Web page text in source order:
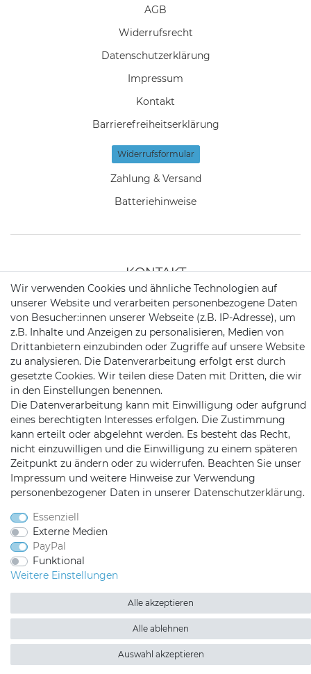
AGB
Widerrufs­recht
Daten­schutz­erklärung
Impressum
Kontakt
Barrierefreiheitserklärung
Widerrufs­formular
Zahlung & Versand
Batteriehinweise
KONTAKT
Telefon:09721 / 9453362
Mail:info@satshopping.de
Kopenhagenstr. 4
97424 Schweinfurt
Satshopping auf Facebook
Satshopping auf
Satshopping auf
2026 Satshopping
Wir verwenden Cookies und ähnliche Technologien auf
unserer Website und verarbeiten personenbezogene Daten
von Besucher:innen unserer Webseite (z.B. IP-Adresse), um
z.B. Inhalte und Anzeigen zu personalisieren, Medien von
Drittanbietern einzubinden oder Zugriffe auf unsere Website
zu analysieren. Die Datenverarbeitung erfolgt erst durch
gesetzte Cookies. Wir teilen diese Daten mit Dritten, die wir
in den Einstellungen benennen.
Die Datenverarbeitung kann mit Einwilligung oder aufgrund
eines berechtigten Interesses erfolgen. Die Zustimmung
kann erteilt oder abgelehnt werden. Es besteht das Recht,
nicht einzuwilligen und die Einwilligung zu einem späteren
Zeitpunkt zu ändern oder zu widerrufen. Beachten Sie unser
Impressum und weitere Hinweise zur Verwendung
personenbezogener Daten in unserer Daten­schutz­erklärung.
Essenziell
Externe Medien
PayPal
Funktional
Weitere Einstellungen
Alle akzeptieren
Alle ablehnen
Auswahl akzeptieren